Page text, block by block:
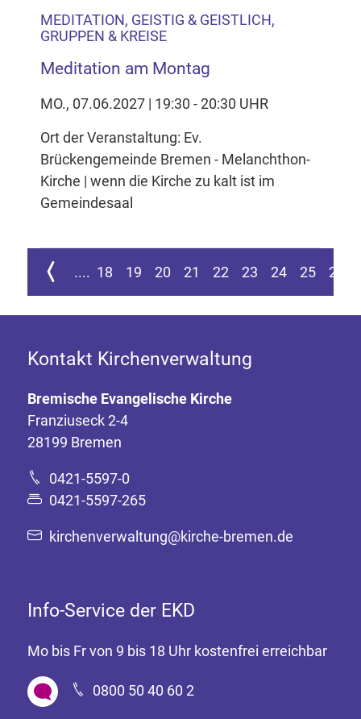
MEDITATION, GEISTIG & GEISTLICH,
GRUPPEN & KREISE
Meditation am Montag
MO., 07.06.2027 | 19:30 - 20:30 UHR
Ort der Veranstaltung: Ev.
Brückengemeinde Bremen - Melanchthon-
Kirche | wenn die Kirche zu kalt ist im
Gemeindesaal
ersten Seite springen
Zur vorherigen Seite
.... 18 19 20 21 22 23 24 25 26
Kontakt Kirchenverwaltung
Bremische Evangelische Kirche
Franziuseck 2-4
28199 Bremen
0421-5597-0
0421-5597-265
kirchenverwaltung@kirche-bremen.de
Info-Service der EKD
Mo bis Fr von 9 bis 18 Uhr kostenfrei erreichbar
0800 50 40 60 2